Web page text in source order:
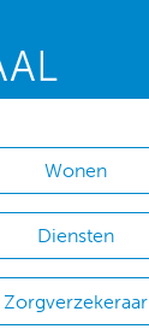
Wonen
Diensten
Zorgverzekeraar